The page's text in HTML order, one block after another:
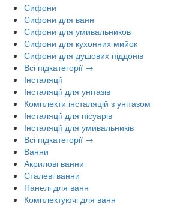
Сифони
Сифони для ванн
Сифони для умивальников
Сифони для кухонних мийок
Сифони для душових піддонів
Всі підкатегорії →
Інсталяції
Інсталяції для унітазів
Комплекти інсталяцій з унітазом
Інсталяції для пісуарів
Інсталяції для умивальників
Всі підкатегорії →
Ванни
Акрилові ванни
Сталеві ванни
Панелі для ванн
Комплектуючі для ванн